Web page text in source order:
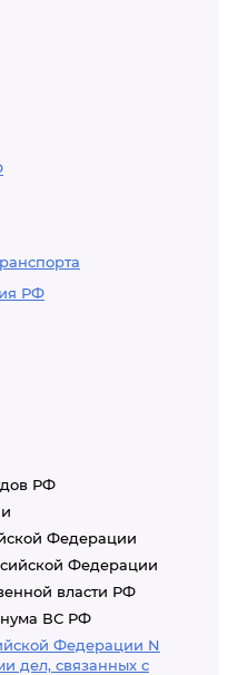
РФ
РФ
Федерации
Федерации
власти РФ
ВС РФ
Федерации N
дел, связанных с